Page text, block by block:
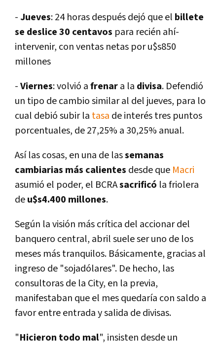
-Jueves: 24 horas después dejó que el billete
se deslice 30 centavos para recién ahí­
intervenir, con ventas netas por u$s850
millones
-Viernes: volvió afrenara la divisa. Defendió
un tipo de cambio similar al del jueves, para lo
cual debió subir la tasa de interés tres puntos
porcentuales, de 27,25% a 30,25% anual.
Así­ las cosas, en una de lassemanas
cambiarias más calientes desde que Macri
asumió el poder, el BCRAsacrificó la friolera
deu$s4.400 millones.
Según la visión más crí­tica del accionar del
banquero central, abril suele ser uno de los
meses más tranquilos. Básicamente, gracias al
ingreso de "sojadólares". De hecho, las
consultoras de la City, en la previa,
manifestaban que el mes quedarí­a con saldo a
favor entre entrada y salida de divisas.
"Hicieron todo mal", insisten desde un